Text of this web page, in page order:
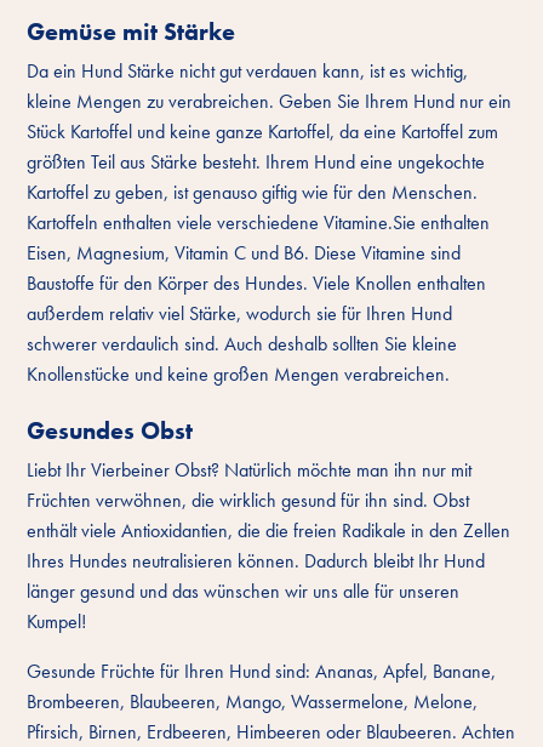
Gemüse mit Stärke
Da ein Hund Stärke nicht gut verdauen kann, ist es wichtig,
kleine Mengen zu verabreichen. Geben Sie Ihrem Hund nur ein
Stück Kartoffel und keine ganze Kartoffel, da eine Kartoffel zum
größten Teil aus Stärke besteht. Ihrem Hund eine ungekochte
Kartoffel zu geben, ist genauso giftig wie für den Menschen.
Kartoffeln enthalten viele verschiedene Vitamine.Sie enthalten
Eisen, Magnesium, Vitamin C und B6. Diese Vitamine sind
Baustoffe für den Körper des Hundes. Viele Knollen enthalten
außerdem relativ viel Stärke, wodurch sie für Ihren Hund
schwerer verdaulich sind. Auch deshalb sollten Sie kleine
Knollenstücke und keine großen Mengen verabreichen.
Gesundes Obst
Liebt Ihr Vierbeiner Obst? Natürlich möchte man ihn nur mit
Früchten verwöhnen, die wirklich gesund für ihn sind. Obst
enthält viele Antioxidantien, die die freien Radikale in den Zellen
Ihres Hundes neutralisieren können. Dadurch bleibt Ihr Hund
länger gesund und das wünschen wir uns alle für unseren
Kumpel!
Gesunde Früchte für Ihren Hund sind: Ananas, Apfel, Banane,
Brombeeren, Blaubeeren, Mango, Wassermelone, Melone,
Pfirsich, Birnen, Erdbeeren, Himbeeren oder Blaubeeren. Achten